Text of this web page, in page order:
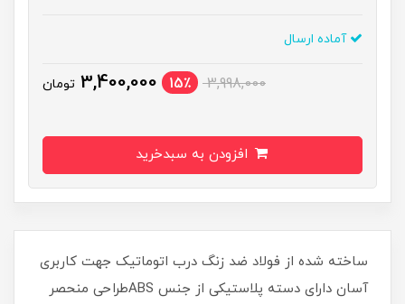
آماده ارسال
3,998,000 15٪ 3,400,000 تومان
ساخته شده از فولاد ضد زنگ درب اتوماتیک جهت کاربری
آسان دارای دسته پلاستیکی از جنس ABSطراحی منحصر